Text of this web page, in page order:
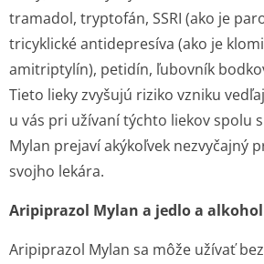
tramadol, tryptofán, SSRI (ako je
tricyklické antidepresíva (ako je
amitriptylín), petidín, ľubovník
Tieto lieky zvyšujú riziko vzniku
u vás pri užívaní týchto liekov spolu
Mylan prejaví akýkoľvek nezvyčajný
svojho lekára.
Aripiprazol Mylan a jedlo a alkohol
Aripiprazol Mylan sa môže užívať